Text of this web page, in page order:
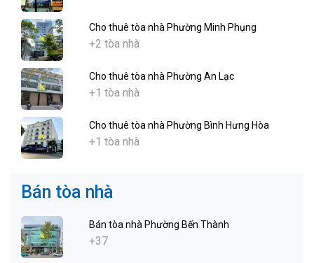
Cho thuê tòa nhà Phường Minh Phụng
+2 tòa nhà
Cho thuê tòa nhà Phường An Lạc
+1 tòa nhà
Cho thuê tòa nhà Phường Bình Hưng Hòa
+1 tòa nhà
Bán tòa nhà
Bán tòa nhà Phường Bến Thành
+37